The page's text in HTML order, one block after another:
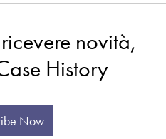
novità,
History
Now